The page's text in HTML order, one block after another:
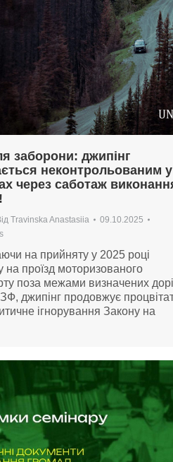
заборони: джипінг
неконтрольованим у
через саботаж
Travinska Anastasiia
09.10.2025
на прийняту у 2025 році
на проїзд моторизованого
поза межами визначених
джипінг продовжує
ігнорування Закону на